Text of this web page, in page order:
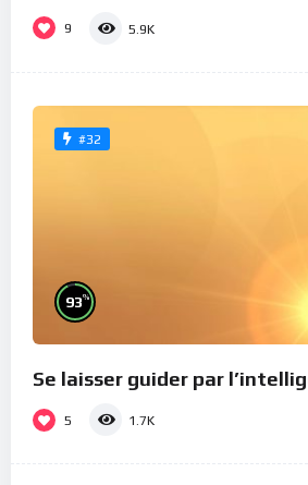
9 5.9K
#32
93%
Se laisser guider par
5 1.7K